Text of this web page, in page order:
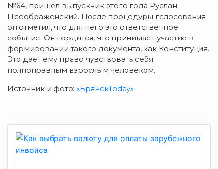
№64, пришел выпускник этого года Руслан
Преображенский. После процедуры голосования
он отметил, что для него это ответственное
событие. Он гордится, что принимает участие в
формировании такого документа, как Конституция.
Это дает ему право чувствовать себя
полноправным взрослым человеком.
Источник и фото: «БрянскToday»